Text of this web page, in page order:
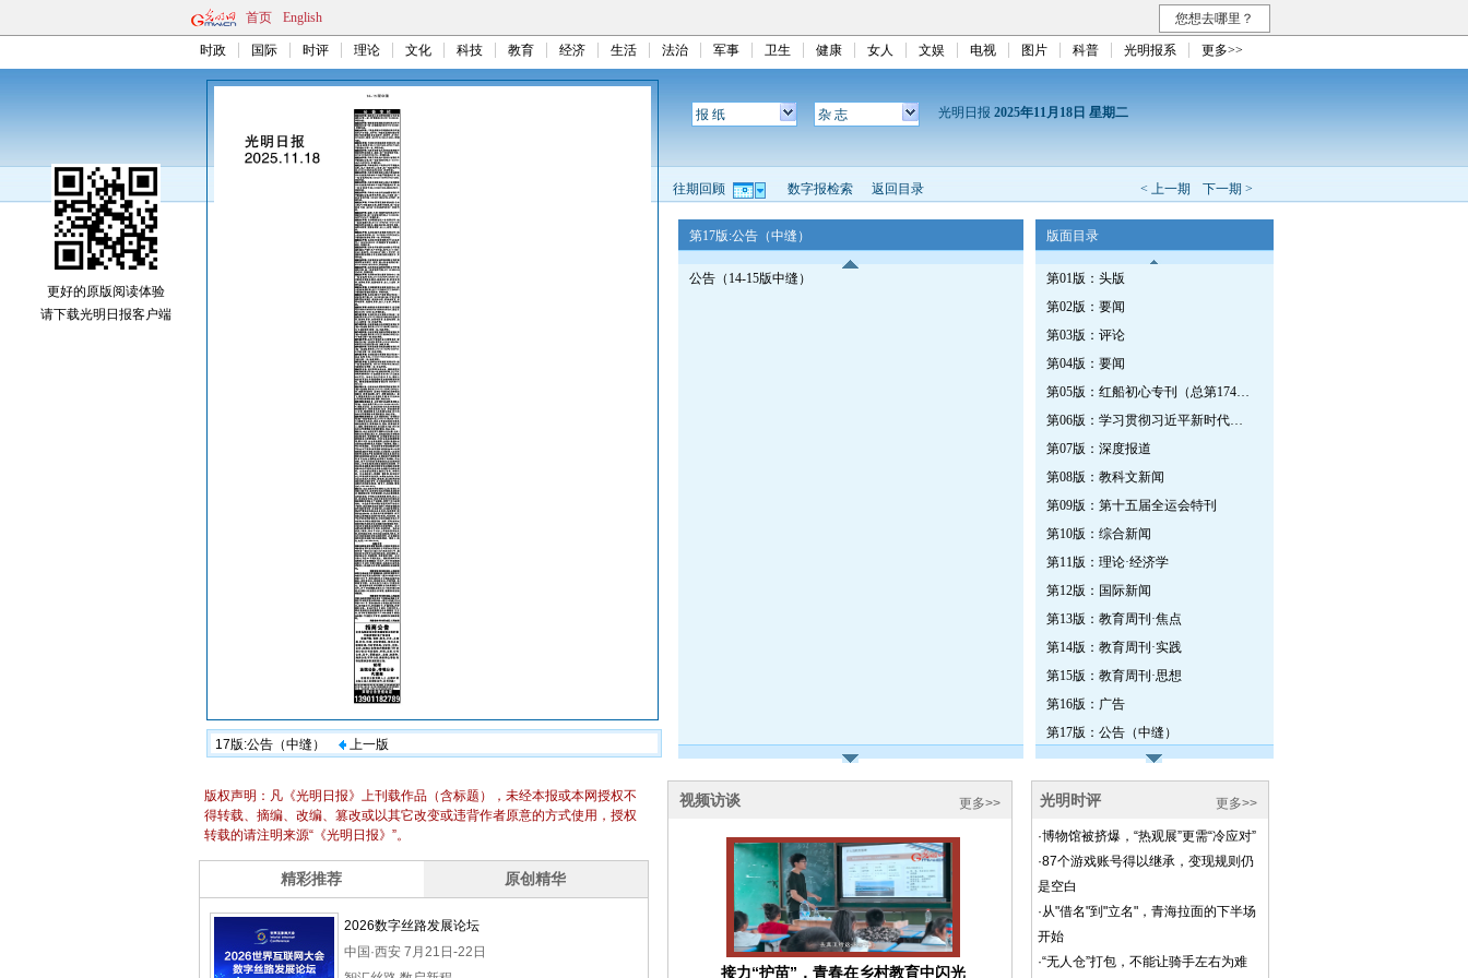
首页 English 您想去哪里？
时政 国际 时评 理论 文化 科技 教育 经济 生活 法治 军事 卫生 健康 女人 文娱 电视 图片 科普 光明报系 更多>>
17版:公告（中缝） 上一版
报 纸 杂 志 光明日报 2025年11月18日 星期二
< 上一期 下一期 >
往期回顾 数字报检索 返回目录
第17版:公告（中缝）
公告（14-15版中缝）
版面目录
第01版：头版
第02版：要闻
第03版：评论
第04版：要闻
第05版：红船初心专刊（总第1747期）
第06版：学习贯彻习近平新时代中国特色社会主义思想专刊
第07版：深度报道
第08版：教科文新闻
第09版：第十五届全运会特刊
第10版：综合新闻
第11版：理论·经济学
第12版：国际新闻
第13版：教育周刊·焦点
第14版：教育周刊·实践
第15版：教育周刊·思想
第16版：广告
第17版：公告（中缝）
更好的原版阅读体验
请下载光明日报客户端